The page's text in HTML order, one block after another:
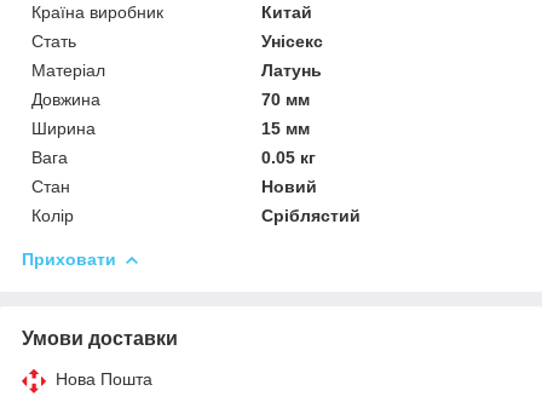
Країна виробник
Китай
Стать
Унісекс
Матеріал
Латунь
Довжина
70 мм
Ширина
15 мм
Вага
0.05 кг
Стан
Новий
Колір
Сріблястий
Приховати
Умови доставки
Нова Пошта